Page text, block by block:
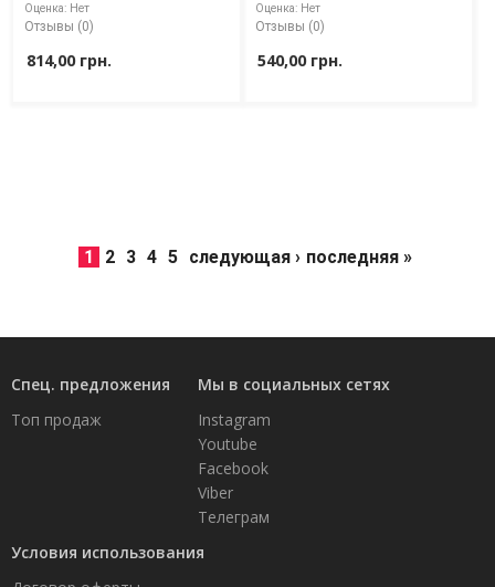
Оценка: Нет
Отзывы (0)
814,00 грн.
Оценка: Нет
Отзывы (0)
540,00 грн.
1 2 3 4 5 следующая › последняя »
Спец. предложения
Топ продаж
Мы в социальных сетях
Instagram
Youtube
Facebook
Viber
Телеграм
Условия использования